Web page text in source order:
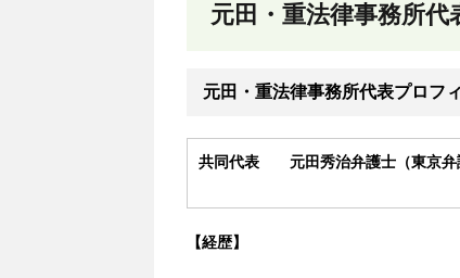
元田・重法律事務所
元田・重法律事務所代表プロフ
共同代表 元田秀治弁護士（東京弁
【経歴】